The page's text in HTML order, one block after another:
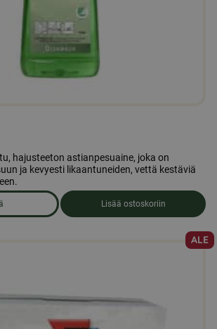
hajusteeton astianpesuaine, joka on
ja kevyesti likaantuneiden, vettä kestäviä
produkten Astianpesuaine
Lisää ostoskoriin
ALE